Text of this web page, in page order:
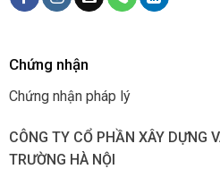
Chứng nhận
Chứng nhận pháp lý
CÔNG TY CỔ PHẦN XÂY DỰNG
TRƯỜNG HÀ NỘI